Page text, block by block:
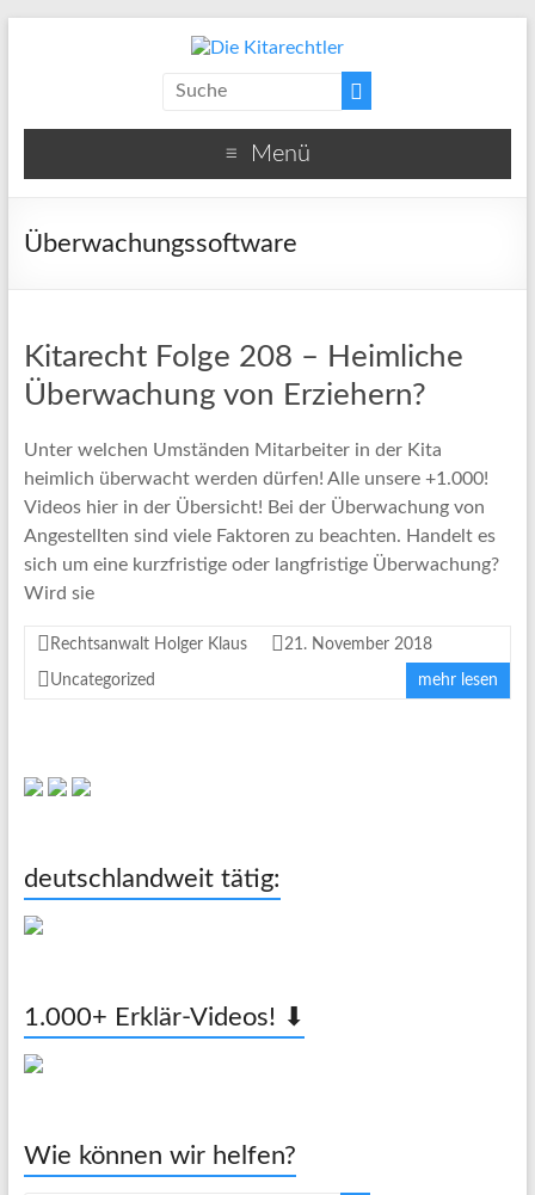
Menü
Überwachungssoftware
Kitarecht Folge 208 – Heimliche
Überwachung von Erziehern?
Unter welchen Umständen Mitarbeiter in der Kita
heimlich überwacht werden dürfen! Alle unsere +1.000!
Videos hier in der Übersicht! Bei der Überwachung von
Angestellten sind viele Faktoren zu beachten. Handelt es
sich um eine kurzfristige oder langfristige Überwachung?
Wird sie
Rechtsanwalt Holger Klaus 21. November 2018
Uncategorized mehr lesen
deutschlandweit tätig:
1.000+ Erklär-Videos! ⬇
Wie können wir helfen?